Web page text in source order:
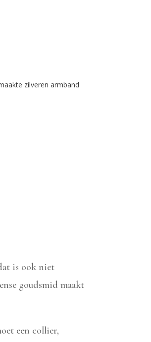
zilveren armband
is ook niet
goudsmid maakt
een collier,